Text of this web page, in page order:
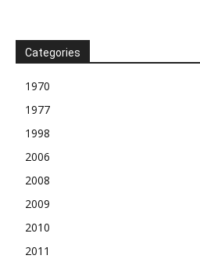
Categories
1970
1977
1998
2006
2008
2009
2010
2011